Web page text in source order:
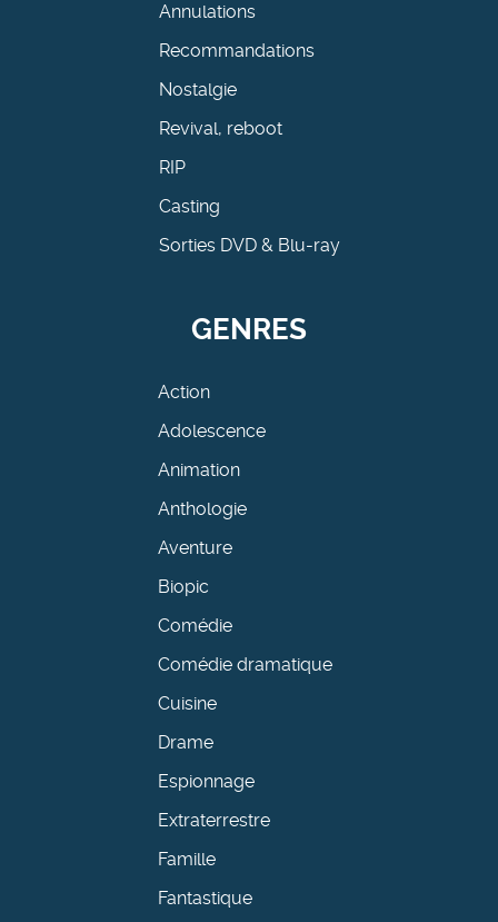
Annulations
Recommandations
Nostalgie
Revival, reboot
RIP
Casting
Sorties DVD & Blu-ray
GENRES
Action
Adolescence
Animation
Anthologie
Aventure
Biopic
Comédie
Comédie dramatique
Cuisine
Drame
Espionnage
Extraterrestre
Famille
Fantastique